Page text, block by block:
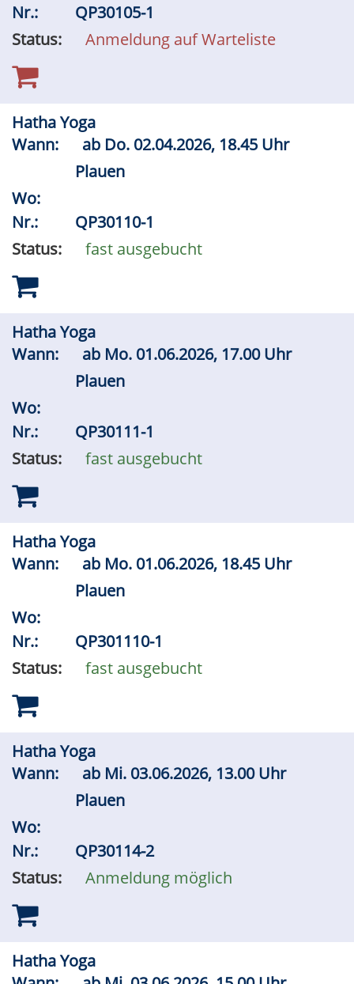
Nr.:
QP30105-1
Status:
Anmeldung auf Warteliste
Hatha Yoga
Wann:
ab Do. 02.04.2026, 18.45 Uhr
Plauen
Wo:
Nr.:
QP30110-1
Status:
fast ausgebucht
Hatha Yoga
Wann:
ab Mo. 01.06.2026, 17.00 Uhr
Plauen
Wo:
Nr.:
QP30111-1
Status:
fast ausgebucht
Hatha Yoga
Wann:
ab Mo. 01.06.2026, 18.45 Uhr
Plauen
Wo:
Nr.:
QP301110-1
Status:
fast ausgebucht
Hatha Yoga
Wann:
ab Mi. 03.06.2026, 13.00 Uhr
Plauen
Wo:
Nr.:
QP30114-2
Status:
Anmeldung möglich
Hatha Yoga